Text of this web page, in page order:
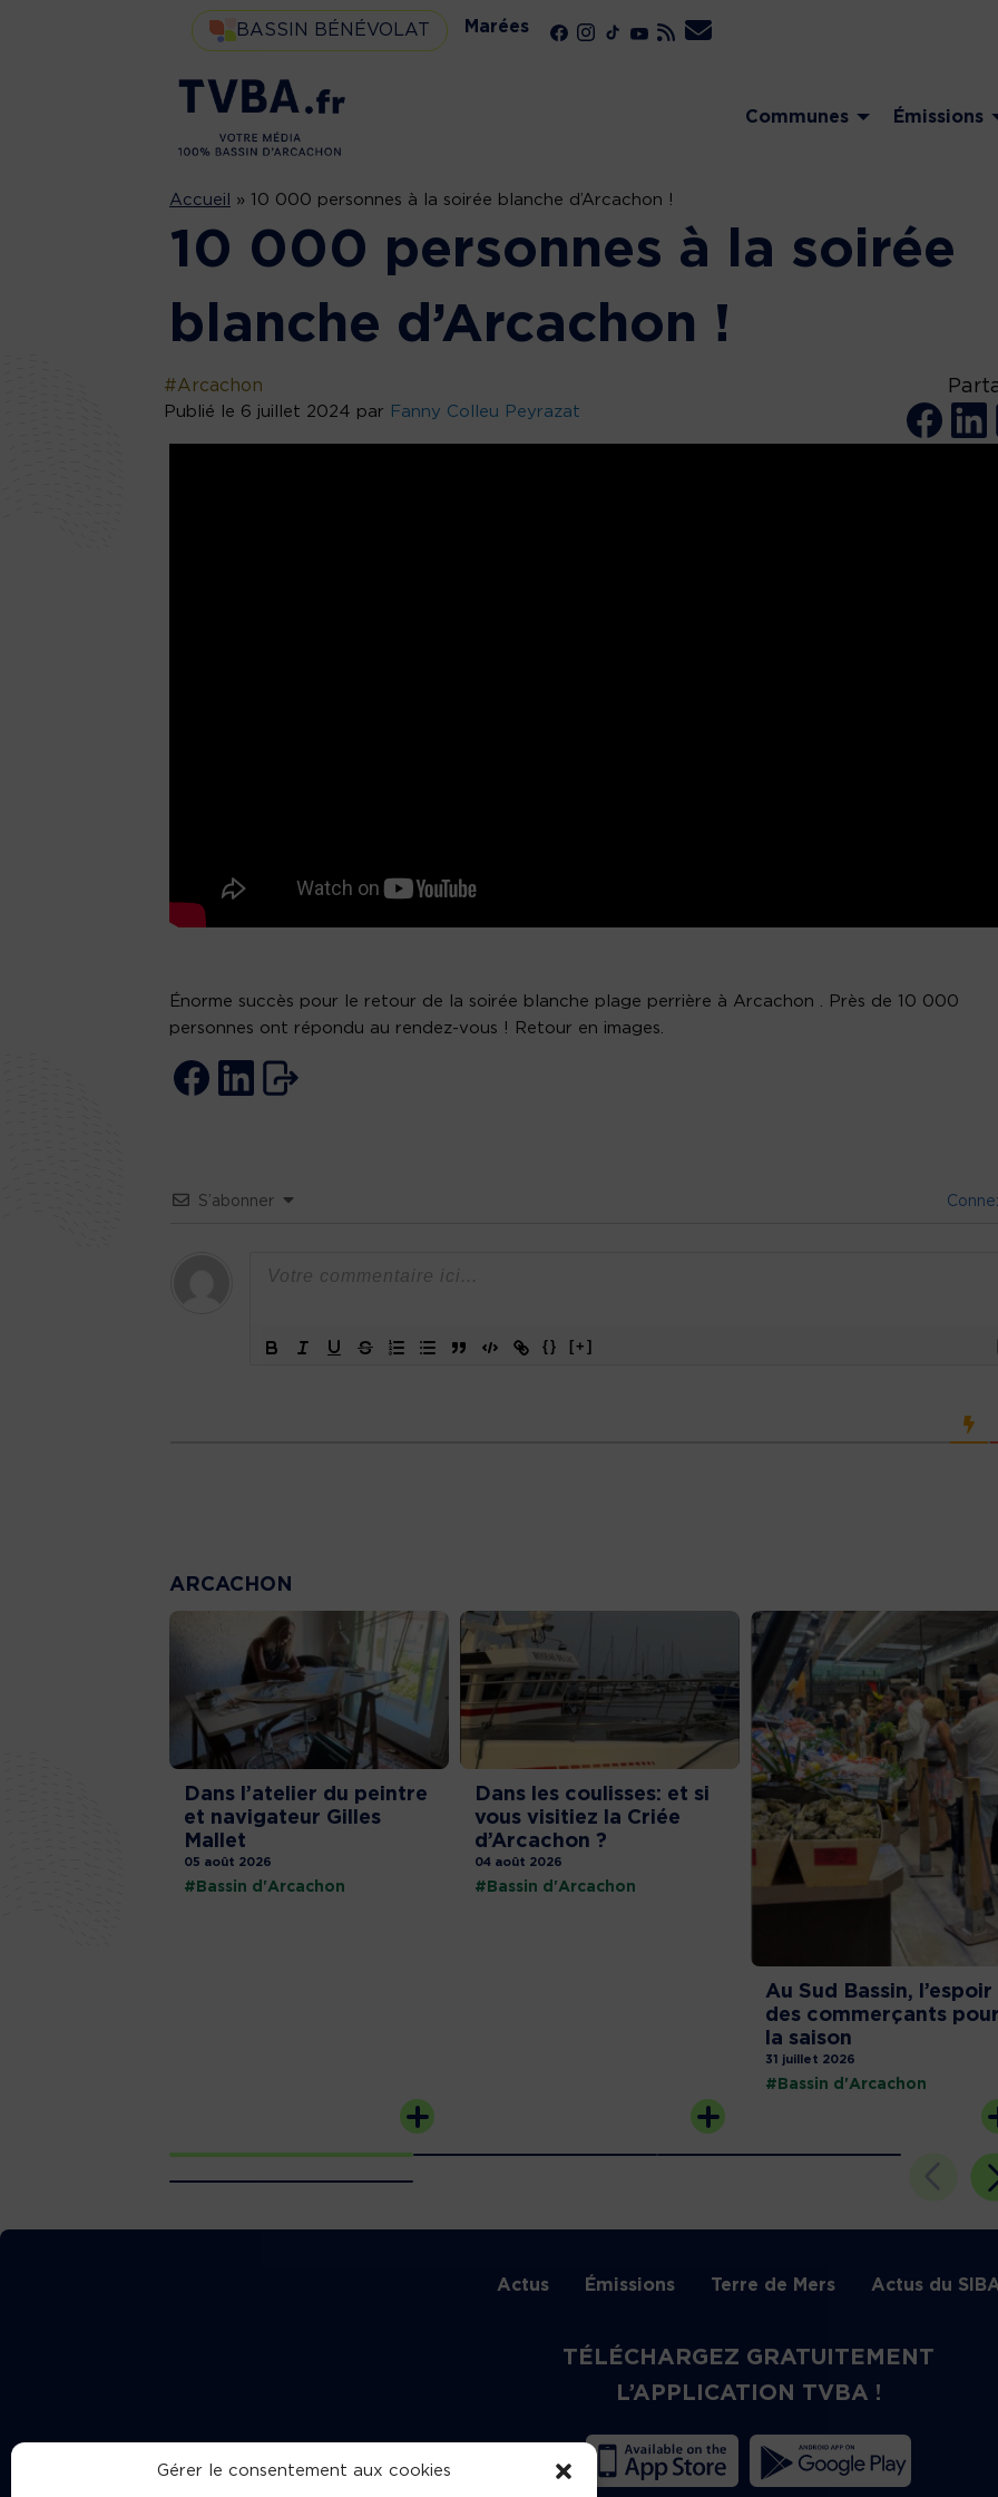
Gérer le consentement aux cookies
BASSIN BÉNÉVOLAT Marées
Communes Émissions
Accueil » 10 000 personnes à la soirée blanche d’Arcachon !
10 000 personnes à la soirée
blanche d’Arcachon !
#Arcachon
Publié le 6 juillet 2024 par Fanny Colleu Peyrazat
Énorme succès pour le retour de la soirée blanche plage perrière à Arcachon . Près de 10 000
personnes ont répondu au rendez-vous ! Retour en images.
S’abonner
{} [+]
ARCACHON
Dans l’atelier du peintre
et navigateur Gilles
Mallet
05 août 2026
#Bassin d'Arcachon
Dans les coulisses: et si
vous visitiez la Criée
d’Arcachon ?
04 août 2026
#Bassin d'Arcachon
Au Sud Bassin, l’espoir
des commerçants
la saison
31 juillet 2026
#Bassin d'Arcachon
Actus Émissions Terre de Mers Actus du
TÉLÉCHARGEZ GRATUITEMENT
L’APPLICATION TVBA !